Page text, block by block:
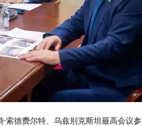
索德费尔特、乌兹别克斯坦最高会议参